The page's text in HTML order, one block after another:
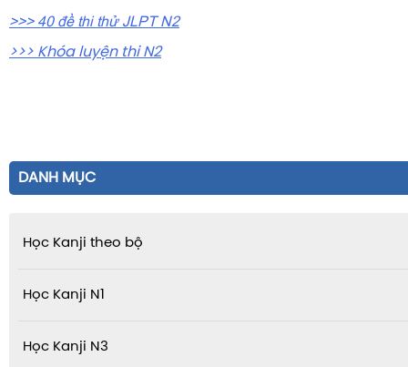
>>> 40 đề thi thử JLPT N2
>>> Khóa luyện thi N2
DANH MỤC
Học Kanji theo bộ
Học Kanji N1
Học Kanji N3